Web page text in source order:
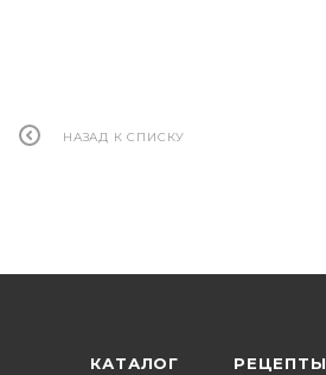
НАЗАД К СПИСКУ
КАТАЛОГ РЕЦЕПТЫ